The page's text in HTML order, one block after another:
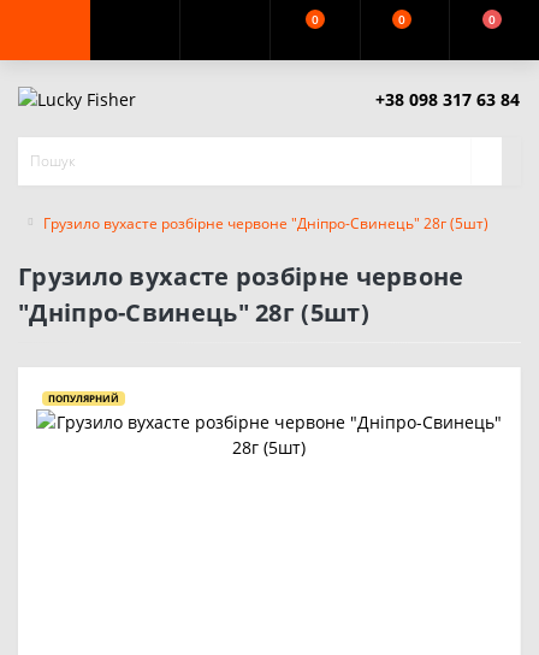
0 0 0
+38 098 317 63 84
Грузило вухасте розбірне червоне "Дніпро-Свинець" 28г (5шт)
Грузило вухасте розбірне червоне
"Дніпро-Свинець" 28г (5шт)
ПОПУЛЯРНИЙ